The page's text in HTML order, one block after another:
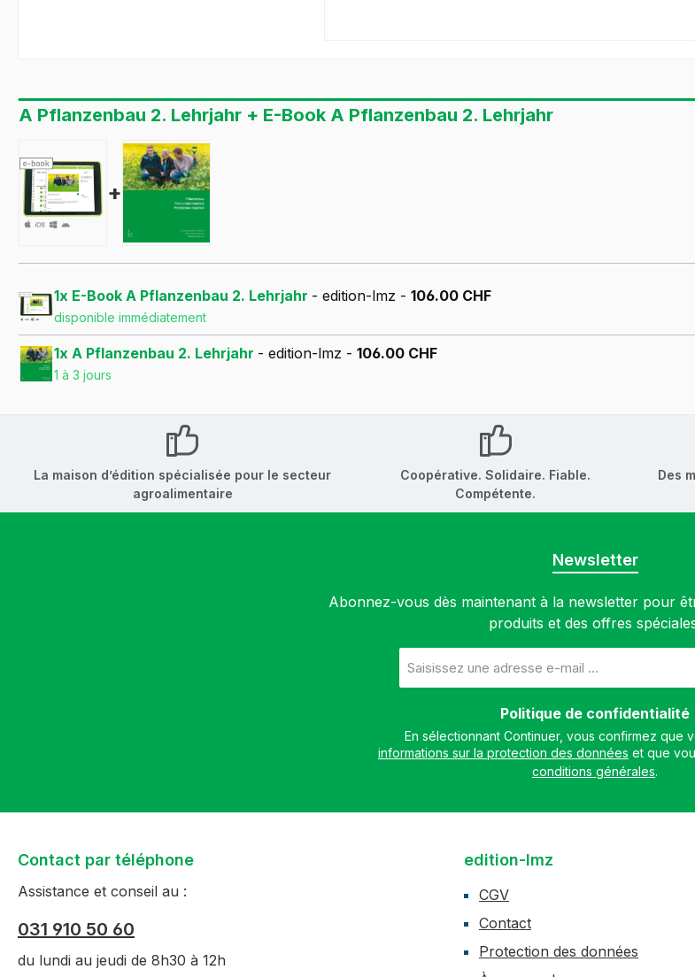
A Pflanzenbau 2. Lehrjahr + E-Book A Pflanzenbau 2. Lehrjahr
+
1x E-Book A Pflanzenbau 2. Lehrjahr - edition-lmz - 106.00 CHF
disponible immédiatement
1x A Pflanzenbau 2. Lehrjahr - edition-lmz - 106.00 CHF
1 à 3 jours
La maison d’édition spécialisée pour le secteur
agroalimentaire
Coopérative. Solidaire. Fiable.
Compétente.
Des
Newsletter
Abonnez-vous dès maintenant à la newsletter pour
produits et des offres
e-
mail
Politique de confidentialité
informations sur la protection des données
conditions générales.
Contact par téléphone
Assistance et conseil au :
031 910 50 60
du lundi au jeudi de 8h30 à 12h
edition-lmz
CGV
Contact
Protection des données